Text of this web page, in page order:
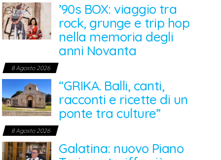
’90s BOX: viaggio tra
rock, grunge e trip hop
nella memoria degli
anni Novanta
8 Agosto 2026
“GRIKA. Balli, canti,
racconti e ricette di un
ponte tra culture”
8 Agosto 2026
Galatina: nuovo Piano